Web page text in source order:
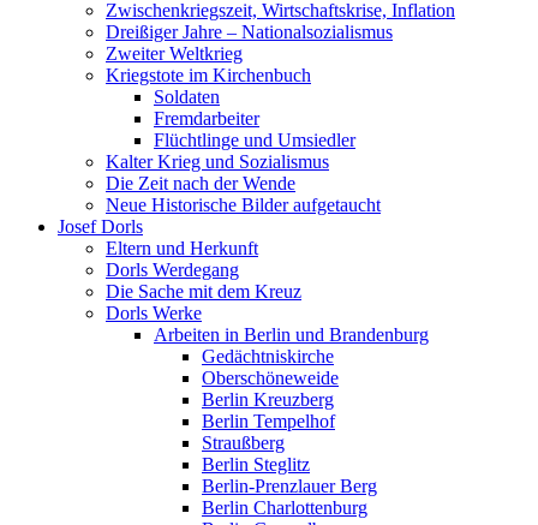
Zwischenkriegszeit, Wirtschaftskrise, Inflation
Dreißiger Jahre – Nationalsozialismus
Zweiter Weltkrieg
Kriegstote im Kirchenbuch
Soldaten
Fremdarbeiter
Flüchtlinge und Umsiedler
Kalter Krieg und Sozialismus
Die Zeit nach der Wende
Neue Historische Bilder aufgetaucht
Josef Dorls
Eltern und Herkunft
Dorls Werdegang
Die Sache mit dem Kreuz
Dorls Werke
Arbeiten in Berlin und Brandenburg
Gedächtniskirche
Oberschöneweide
Berlin Kreuzberg
Berlin Tempelhof
Straußberg
Berlin Steglitz
Berlin-Prenzlauer Berg
Berlin Charlottenburg